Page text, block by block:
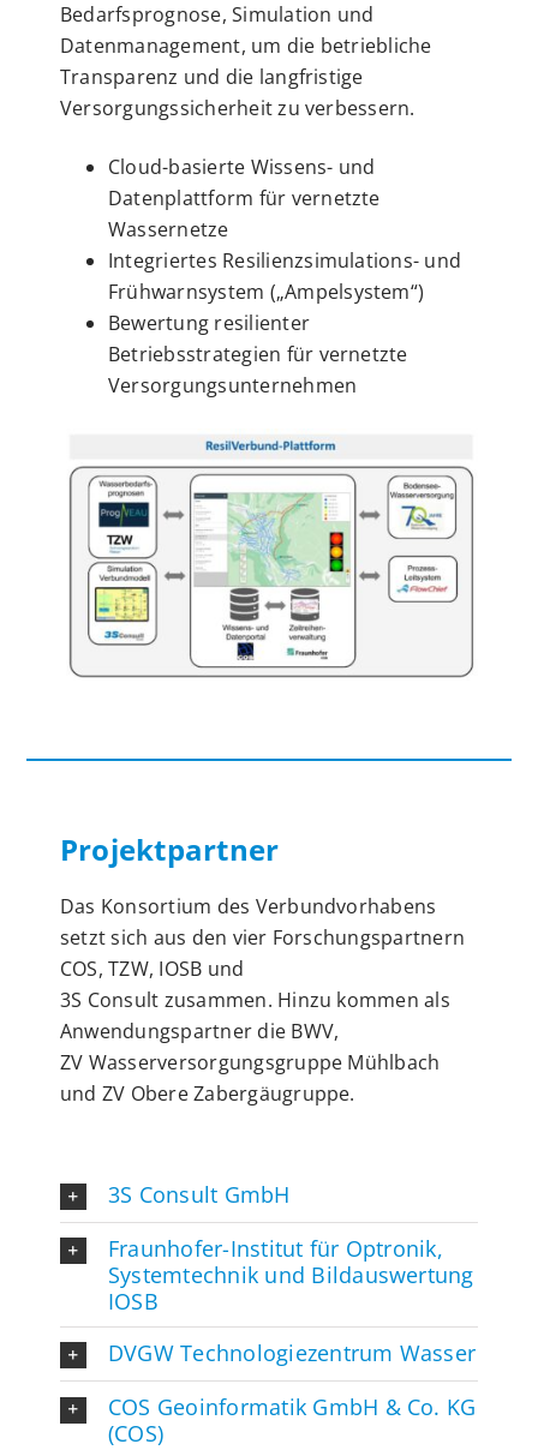
Bedarfsprognose, Simulation und
Datenmanagement, um die betriebliche
Transparenz und die langfristige
Versorgungssicherheit zu verbessern.
Cloud-basierte Wissens- und
Datenplattform für vernetzte
Wassernetze
Integriertes Resilienzsimulations- und
Frühwarnsystem („Ampelsystem“)
Bewertung resilienter
Betriebsstrategien für vernetzte
Versorgungsunternehmen
Projektpartner
Das Konsortium des Verbundvorhabens
setzt sich aus den vier Forschungspartnern
COS, TZW, IOSB und
3S Consult zusammen. Hinzu kommen als
Anwendungspartner die BWV,
ZV Wasserversorgungsgruppe Mühlbach
und ZV Obere Zabergäugruppe.
3S Consult GmbH
Fraunhofer-Institut für Optronik,
Systemtechnik und Bildauswertung
IOSB
DVGW Technologiezentrum Wasser
COS Geoinformatik GmbH & Co. KG
(COS)